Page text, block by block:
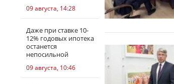
09 августа, 14:28
Даже при ставке 10-
12% годовых ипотека
останется
непосильной
09 августа, 10:46